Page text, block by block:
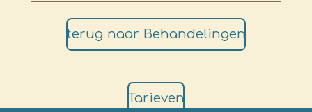
terug naar Behandelingen
Tarieven